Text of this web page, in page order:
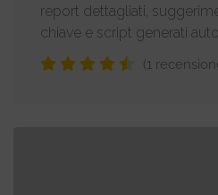
report dettagliati,
chiave e script generati
(1